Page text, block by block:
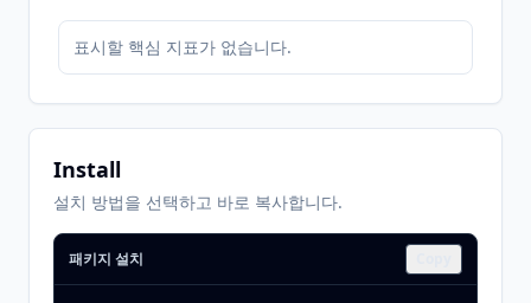
표시할 핵심 지표가 없습니다.
Install
설치 방법을 선택하고 바로 복사합니다.
패키지 설치